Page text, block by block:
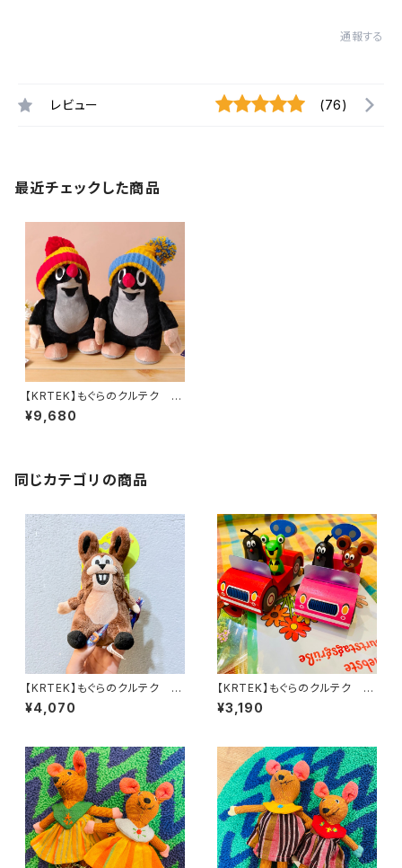
通報する
レビュー (76)
最近チェックした商品
【KRTEK】もぐらのクルテク ぬ
いぐるみ クルテクニット帽
¥9,680
同じカテゴリの商品
【KRTEK】もぐらのクルテク マ
イクロぬいぐるみ うさぎ
¥4,070
【KRTEK】もぐらのクルテク フ
ィギュア付き木製ミニカー
¥3,190